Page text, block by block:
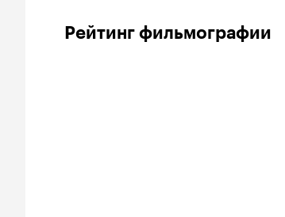
Рейтинг фильмографии